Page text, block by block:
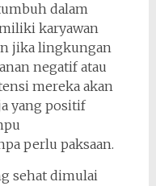
dalam
karyawan
jika lingkungan
negatif atau
mereka akan
yang positif
perlu paksaan.
sehat dimulai